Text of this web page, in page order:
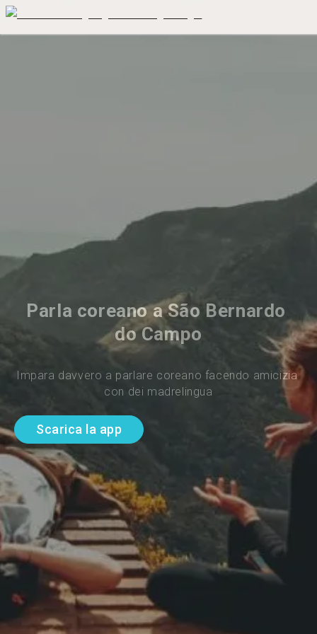
Parla coreano a São Bernardo
do Campo
Impara davvero a parlare coreano facendo amicizia
con dei madrelingua
Scarica la app